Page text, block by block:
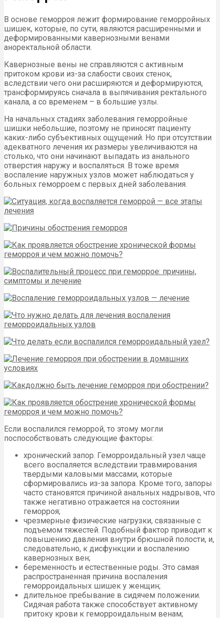
В основе геморроя лежит формирование геморройных
шишек, которые, по сути, являются расширенными и
деформированными кавернозными венами
аноректальной области.
Кавернозные вены не справляются с активным
притоком крови из-за слабости своих стенок,
вследствии чего они расширяются и деформируются,
трансформируясь сначала в выпячивания ректального
канала, а со временем – в большие узлы.
На начальных стадиях заболевания геморройные
шишки небольшие, поэтому не приносят пациенту
каких-либо субъективных ощущений. Но при отсутствии
адекватного лечения их размеры увеличиваются на
столько, что они начинают выпадать из анального
отверстия наружу и воспаляться. В тоже время
воспаление наружных узлов может наблюдаться у
больных геморроем с первых дней заболевания.
Если воспалился геморрой, то этому могли
поспособствовать следующие факторы:
хронический запор. Геморроидальный узел чаще
всего воспаляется вследствии травмирования
твердыми каловыми массами, которые
сформировались из-за запора. Кроме того, запоры
часто становятся причиной анальных надрывов, что
также негативно отражается на состоянии
геморроя;
чрезмерные физические нагрузки, связанные с
подъемом тяжестей. Подобный фактор приводит к
повышению давления внутри брюшной полости, и,
следовательно, к дисфункции и воспалению
кавернозных вен;
беременность и естественные роды. Это самая
распространенная причина воспаления
геморроидальных шишек у женщин;
длительное пребывание в сидячем положении.
Сидячая работа также способствует активному
притоку крови к геморроидальным венам;